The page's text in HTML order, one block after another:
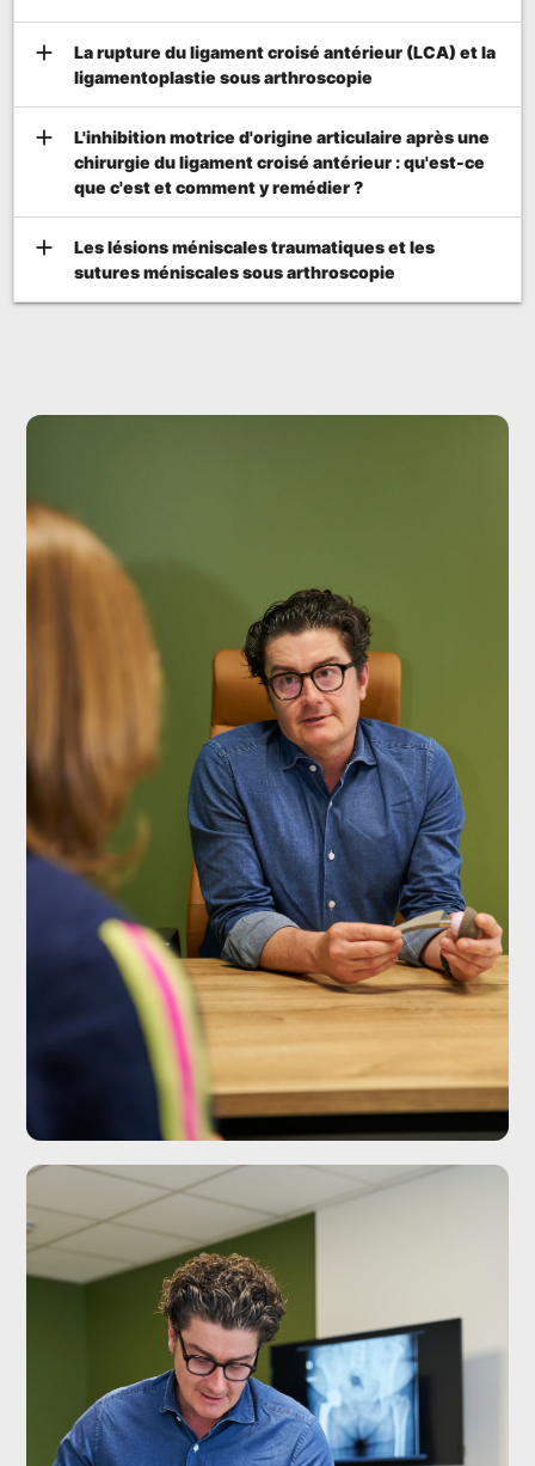
add
La rupture du ligament croisé antérieur (LCA) et la
ligamentoplastie sous arthroscopie
add
L'inhibition motrice d'origine articulaire après une
chirurgie du ligament croisé antérieur : qu'est-ce
que c'est et comment y remédier ?
add
Les lésions méniscales traumatiques et les
sutures méniscales sous arthroscopie